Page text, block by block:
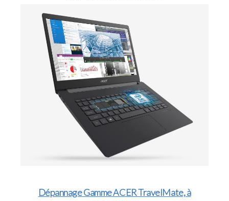
Dépannage Gamme ACER TravelMate, à